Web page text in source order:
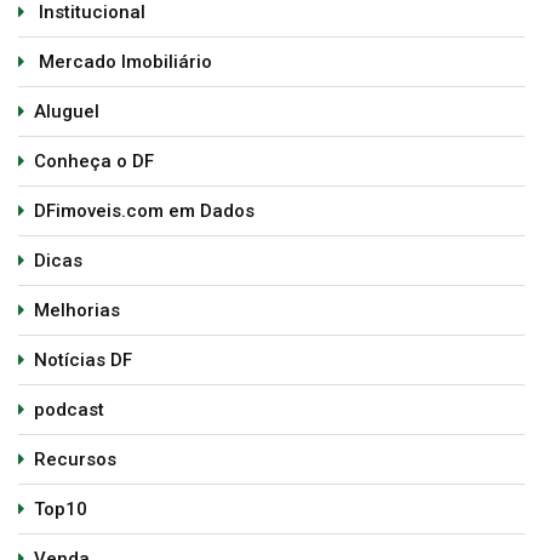
Institucional
Mercado Imobiliário
Aluguel
Conheça o DF
DFimoveis.com em Dados
Dicas
Melhorias
Notícias DF
podcast
Recursos
Top10